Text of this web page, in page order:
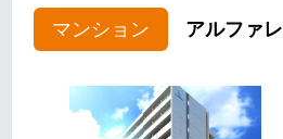
マンション アルファ